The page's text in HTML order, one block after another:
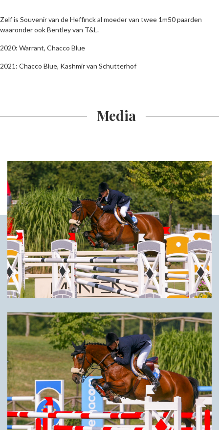
Zelf is Souvenir van de Heffinck al moeder van twee 1m50 paarden
waaronder ook Bentley van T&L.
2020: Warrant, Chacco Blue
2021: Chacco Blue, Kashmir van Schutterhof
Media